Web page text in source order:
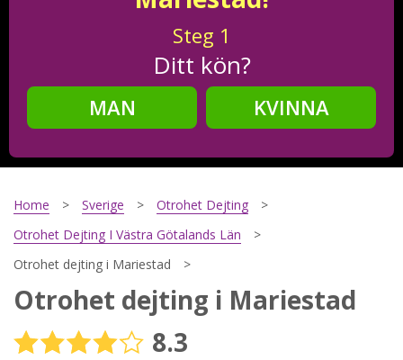
Steg 1
Ditt kön?
MAN
KVINNA
Steg2
Steg3
Din mailadress?
Home Sverige
Otrohet Dejting
Otrohet Dejting I Västra Götalands Län
Otrohet dejting i Mariestad
Otrohet dejting i Mariestad
8.3